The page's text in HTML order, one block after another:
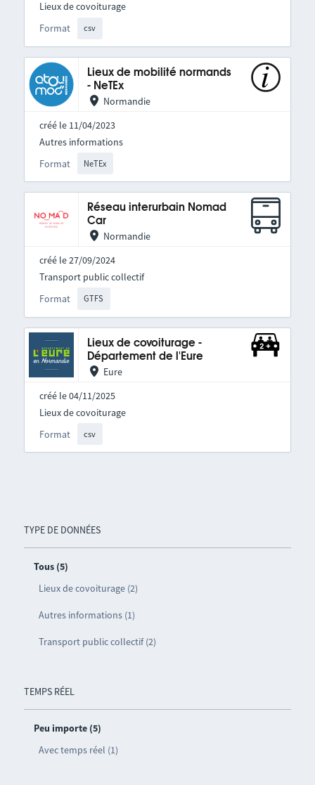
TYPE DE DONNÉES
Tous (5)
Lieux de covoiturage (2)
Autres informations (1)
Transport public collectif (2)
TEMPS RÉEL
Peu importe (5)
Avec temps réel (1)
Format csv
Lieux de covoiturage
Lieux de mobilité normands
- NeTEx
Normandie
créé le 11/04/2023
Format NeTEx
Autres informations
Réseau interurbain Nomad
Car
Normandie
créé le 27/09/2024
Format GTFS
Transport public collectif
Lieux de covoiturage -
Département de l'Eure
Eure
créé le 04/11/2025
Format csv
Lieux de covoiturage